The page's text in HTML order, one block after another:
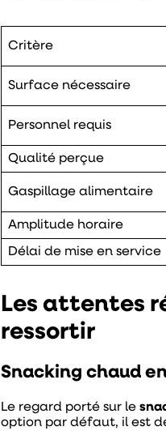
Critère
Surface nécessaire
Personnel requis
Qualité perçue
Gaspillage alimentaire
Amplitude horaire
Délai de mise en service
Les attentes
ressortir
Snacking chaud
Le regard porté sur le
option par défaut, il est